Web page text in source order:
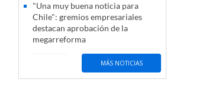
"Una muy buena noticia para
Chile": gremios empresariales
destacan aprobación de la
megarreforma
MÁS NOTICIAS